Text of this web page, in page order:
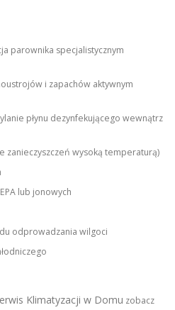
parownika specjalistycznym
i zapachów aktywnym
płynu dezynfekującego wewnątrz
zanieczyszczeń wysoką temperaturą)
lub jonowych
odprowadzania wilgoci
Klimatyzacji w Domu zobacz